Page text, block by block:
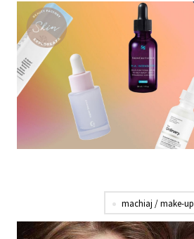
machiaj / make-up